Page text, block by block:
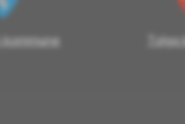
kommune